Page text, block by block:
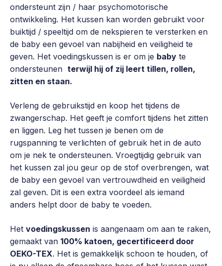
ondersteunt zijn / haar psychomotorische
ontwikkeling. Het kussen kan worden gebruikt voor
buiktijd / speeltijd om de nekspieren te versterken en
de baby een gevoel van nabijheid en veiligheid te
geven. Het voedingskussen is er om je baby te
ondersteunen terwijl hij of zij leert tillen, rollen,
zitten en staan.
Verleng de gebruikstijd en koop het tijdens de
zwangerschap. Het geeft je comfort tijdens het zitten
en liggen. Leg het tussen je benen om de
rugspanning te verlichten of gebruik het in de auto
om je nek te ondersteunen. Vroegtijdig gebruik van
het kussen zal jou geur op de stof overbrengen, wat
de baby een gevoel van vertrouwdheid en veiligheid
zal geven. Dit is een extra voordeel als iemand
anders helpt door de baby te voeden.
Het voedingskussen is aangenaam om aan te raken,
gemaakt van 100% katoen, gecertificeerd door
OEKO-TEX. Het is gemakkelijk schoon te houden, of